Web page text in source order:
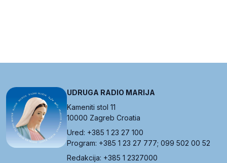
UDRUGA RADIO MARIJA
Kameniti stol 11
10000 Zagreb Croatia
Ured: +385 1 23 27 100
Program: +385 1 23 27 777; 099 502 00 52
Redakcija: +385 1 2327000